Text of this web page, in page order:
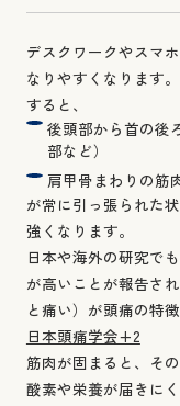
デスクワークやスマ
なりやすくなります。
すると、
後頭部から首の後
部など）
肩甲骨まわりの筋
が常に引っ張られた
強くなります。
日本や海外の研究で
が高いことが報告さ
と痛い）が頭痛の特
日本頭痛学会+2
筋肉が固まると、そ
酸素や栄養が届きに